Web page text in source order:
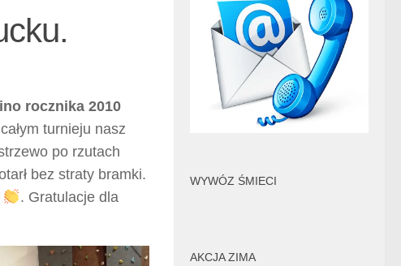
rocznika 2010
turnieju nasz
po rzutach
bez straty bramki.
. Gratulacje dla
WYWÓZ ŚMIECI
AKCJA ZIMA